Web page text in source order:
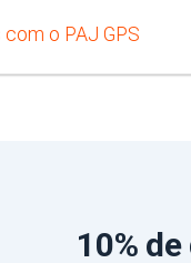
o PAJ GPS
10%